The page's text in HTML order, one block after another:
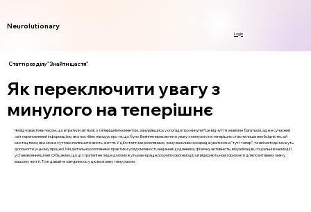
Neurolutionary
Login
Статті розділу "Знайти щастя"
Як переключити увагу з
минулого на теперішнє
Чи відчуваєте ви часом, що втратили зв'язок з теперішнім моментом, занурившись у спогади про минуле? Це відчуття знайоме багатьом, адже сучасний
світ переповнений інформацією, яка постійно нагадує про те, що було. Вміння переключити увагу з минулого на теперішнє стає не лише необхідністю, а й
мистецтвом, яке може суттєво поліпшити якість життя. У цій статті ми розглянемо, чому важливо зосереджуватися на "тут і тепер", та які методи можуть
допомогти у цьому процесі. Ми детально розглянемо практики усвідомленості, ведення щоденника, фізичну активність, візуалізацію, соціальні взаємодії і
установлення цілей. Обіцяємо, що ці стратегії не лише допоможуть вам краще розуміти свої емоції, а й відкриють нові горизонти для позитивних змін у
вашому житті. Тож давайте зануримось у цю важливу тему разом.